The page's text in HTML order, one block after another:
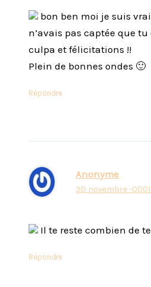
bon ben moi je suis
n’avais pas captée que
culpa et félicitations !!
Plein de bonnes ondes 🙂
Répondre
Anonyme
30 novembre -
Il te reste combien de
Répondre